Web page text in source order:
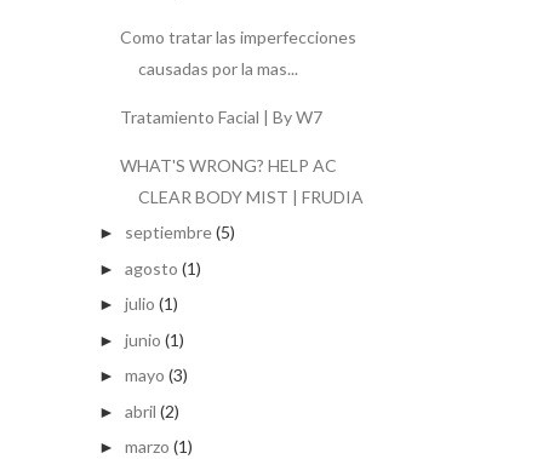
Como tratar las imperfecciones
causadas por la mas...
Tratamiento Facial | By W7
WHAT'S WRONG? HELP AC
CLEAR BODY MIST | FRUDIA
► septiembre(5)
► agosto (1)
► julio (1)
► junio (1)
► mayo (3)
► abril (2)
► marzo (1)